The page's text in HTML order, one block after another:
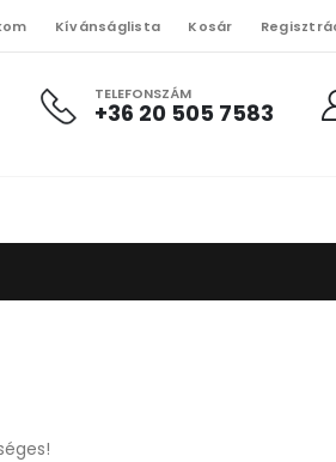
Kívánságlista Kosár
TELEFONSZÁM
+36 20 505 7583